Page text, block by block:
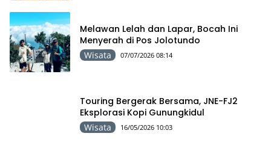
Melawan Lelah dan Lapar, Bocah Ini
Menyerah di Pos Jolotundo
Wisata 07/07/2026 08:14
Touring Bergerak Bersama, JNE-FJ2
Eksplorasi Kopi Gunungkidul
Wisata 16/05/2026 10:03